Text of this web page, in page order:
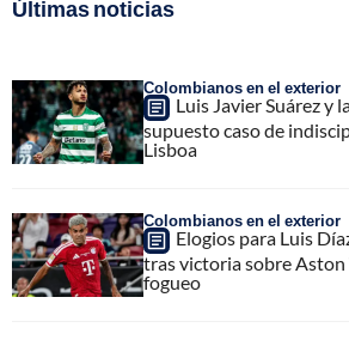
Últimas noticias
Colombianos en el exterior
Luis Javier Suárez y
supuesto caso de
Lisboa
Colombianos en el exterior
Elogios para Luis
tras victoria sobre Aston
fogueo